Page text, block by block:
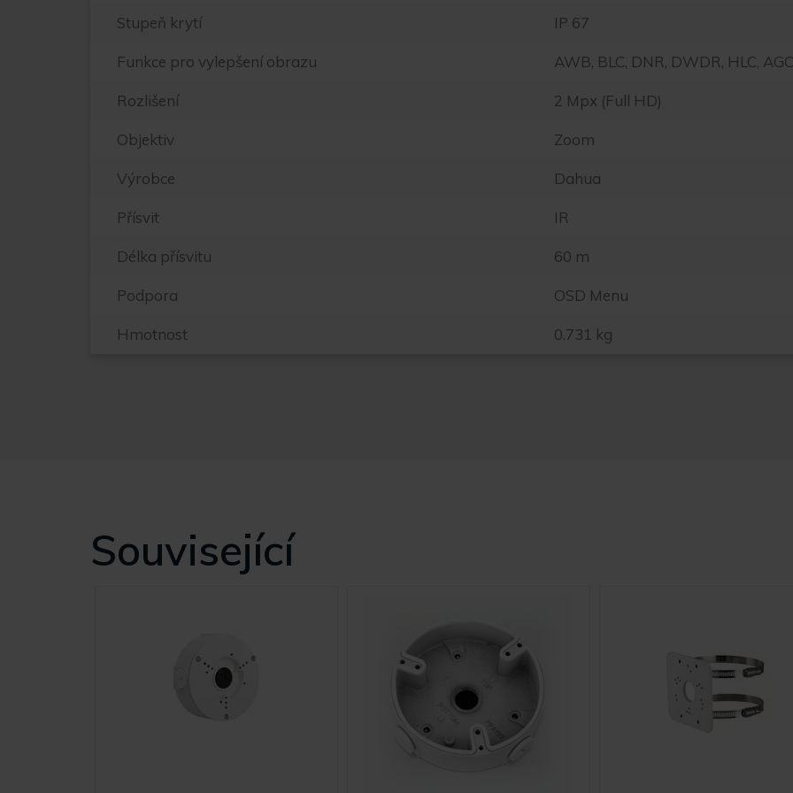
Stupeň krytí IP 67
Funkce pro vylepšení obrazu AWB, BLC, DNR, DWDR, HLC, AGC
Rozlišení 2 Mpx (Full HD)
Objektiv Zoom
Výrobce Dahua
Přísvit IR
Délka přísvitu 60 m
Podpora OSD Menu
Hmotnost 0.731 kg
Související